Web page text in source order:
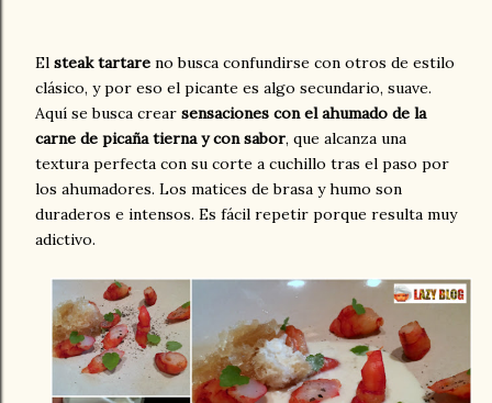
El steak tartare no busca confundirse con otros de estilo
clásico, y por eso el picante es algo secundario, suave.
Aquí se busca crear sensaciones con el ahumado de la
carne de picaña tierna y con sabor, que alcanza una
textura perfecta con su corte a cuchillo tras el paso por
los ahumadores. Los matices de brasa y humo son
duraderos e intensos. Es fácil repetir porque resulta muy
adictivo.